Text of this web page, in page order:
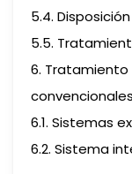
5.4.
5.5.
6. Tratamiento
convencionales
6.1. Sistemas
6.2. Sistema